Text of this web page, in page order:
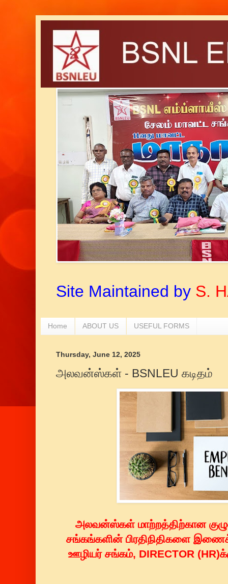
Site Maintained by S.
Home ABOUT US USEFUL FORMS
Thursday, June 12, 2025
அலவன்ஸ்கள் - BSNLEU கடிதம்
அலவன்ஸ்கள் மாற்றத்திற்கான
சங்கங்களின் பிரதிநிதிகளை
ஊழியர் சங்கம், DIRECTOR